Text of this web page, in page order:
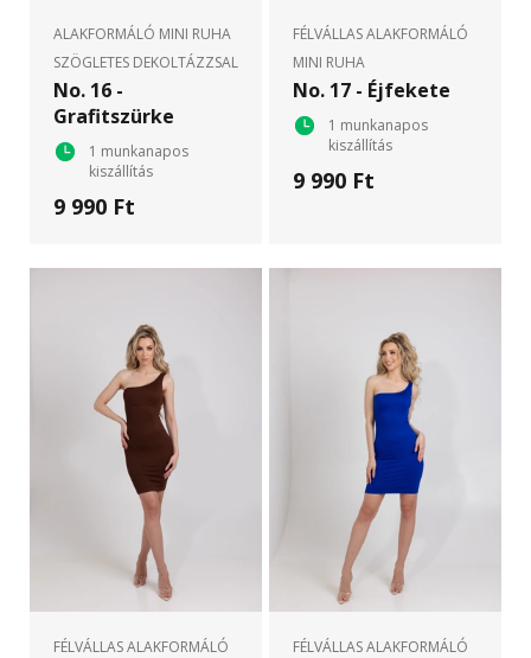
ALAKFORMÁLÓ MINI RUHA
SZÖGLETES DEKOLTÁZZSAL
No. 16 -
Grafitszürke
1 munkanapos
kiszállítás
9 990 Ft
FÉLVÁLLAS ALAKFORMÁLÓ
MINI RUHA
No. 17 - Éjfekete
1 munkanapos
kiszállítás
9 990 Ft
FÉLVÁLLAS ALAKFORMÁLÓ
FÉLVÁLLAS ALAKFORMÁLÓ